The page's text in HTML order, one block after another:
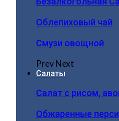
Облепиховый чай
Смузи овощной
PrevNext
Салаты
Салат с рисом,
Обжаренные